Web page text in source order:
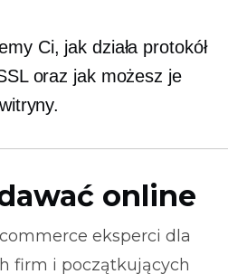
Ci, jak działa protokół
oraz jak możesz je
online
eksperci dla
firm i początkujących